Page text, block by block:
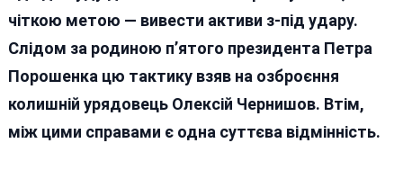
чіткою метою — вивести активи з-під удару.
Слідом за родиною п’ятого президента Петра
Порошенка цю тактику взяв на озброєння
колишній урядовець Олексій Чернишов. Втім,
між цими справами є одна суттєва відмінність.